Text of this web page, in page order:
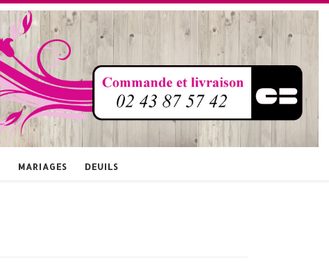
MARIAGES DEUILS